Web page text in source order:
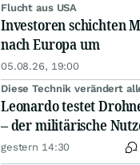
Flucht aus USA
Investoren schichten
nach Europa um
05.08.26, 19:00
Diese Technik verändert
Leonardo testet
– der militärische
gestern 14:30